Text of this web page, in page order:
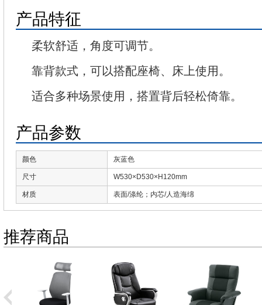
产品特征
柔软舒适，角度可调节。
靠背款式，可以搭配座椅、床上使用。
适合多种场景使用，搭置背后轻松倚靠。
产品参数
颜色 灰蓝色
尺寸 W530×D530×H120mm
材质 表面/涤纶；内芯/人造海绵
推荐商品